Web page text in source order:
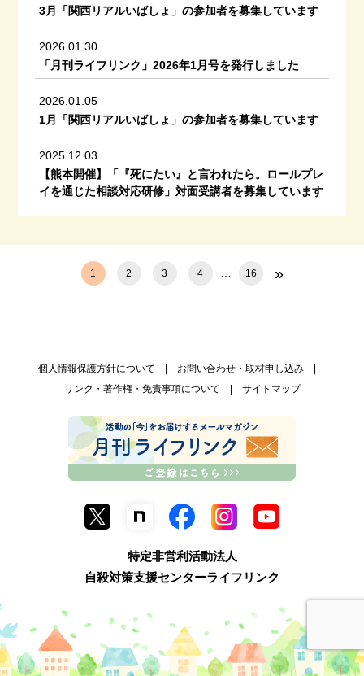
3月「関西リアルいばしょ」の参加者を募集しています
2026.01.30
「月刊ライフリンク」2026年1月号を発行しました
2026.01.05
1月「関西リアルいばしょ」の参加者を募集しています
2025.12.03
【熊本開催】「『死にたい』と言われたら。ロールプレ
イを通じた相談対応研修」対面受講者を募集しています
1 2 3 4 16 »
個人情報保護方針について
お問い合わせ・取材申し込み
リンク・著作権・免責事項について
サイトマップ
特定非営利活動法人
自殺対策支援センターライフリンク